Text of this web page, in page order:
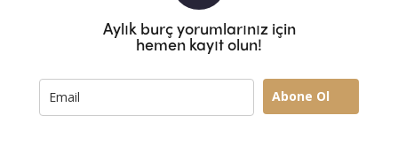
Aylık burç yorumlarınız için
hemen kayıt olun!
Abone Ol